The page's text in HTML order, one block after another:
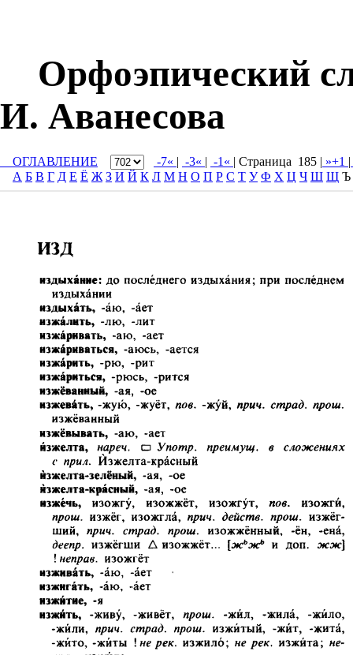
Орфоэпический
И. Аванесова
ОГЛАВЛЕНИЕ -7« | -3« | -1« | Cтраница 185 | »+1 |
А Б В Г Д Е Ё Ж З И Й К Л М Н О П Р С Т У Ф Х Ц Ч Ш Щ